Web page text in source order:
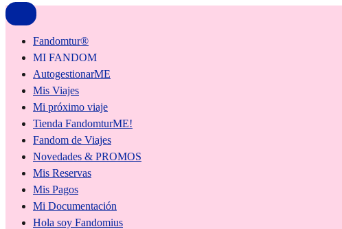
Fandomtur®
MI FANDOM
AutogestionarME
Mis Viajes
Mi próximo viaje
Tienda FandomturME!
Fandom de Viajes
Novedades & PROMOS
Mis Reservas
Mis Pagos
Mi Documentación
Hola soy Fandomius